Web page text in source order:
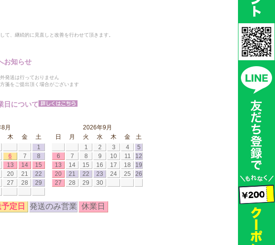
て、継続的に見直しと改善を行わせて頂きます。
お知らせ
発送は行っておりません
箋をご提出頂く場合がございます
日について
月
木 金
土
1
6 7
8
13 14
15
20 21
22
27 28
29
2026年9月
日
月 火 水 木 金
土
1
2 3 4
5
6
7 8 9 10 11
12
13
14 15 16 17 18
19
20
21 22 23 24 25
26
27
28 29 30
定日 発送のみ営業 休業日